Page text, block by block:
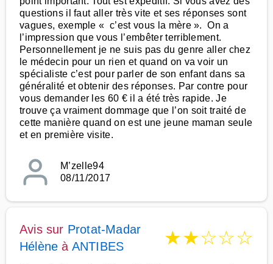
questions il faut aller très vite et ses réponses sont
vagues, exemple « c’est vous la mère ». On a
l’impression que vous l’embêter terriblement.
Personnellement je ne suis pas du genre aller chez
le médecin pour un rien et quand on va voir un
spécialiste c’est pour parler de son enfant dans sa
généralité et obtenir des réponses. Par contre pour
vous demander les 60 € il a été très rapide. Je
trouve ça vraiment dommage que l’on soit traité de
cette manière quand on est une jeune maman seule
et en première visite.
M’zelle94
08/11/2017
Avis sur Protat-Madar
Hélène à ANTIBES ★★☆☆☆